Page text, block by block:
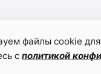
файлы cookie
сполитикой